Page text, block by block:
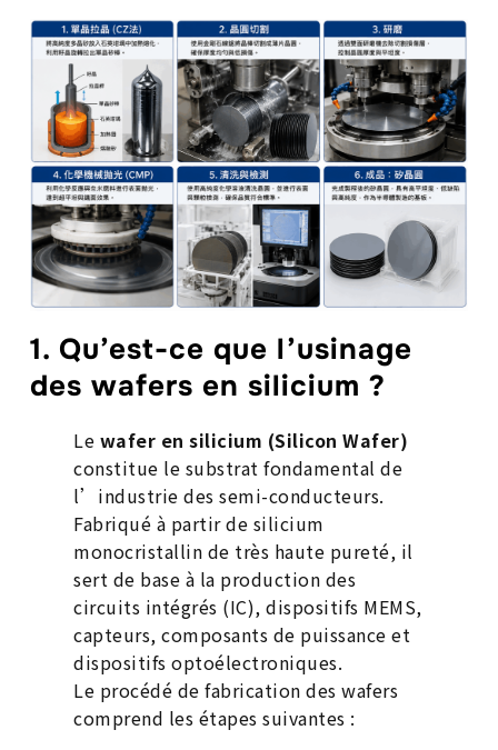
1. Qu’est-ce que l’usinage
des wafers en silicium ?
Le wafer en silicium (Silicon Wafer)
constitue le substrat fondamental de
l’industrie des semi-conducteurs.
Fabriqué à partir de silicium
monocristallin de très haute pureté, il
sert de base à la production des
circuits intégrés (IC), dispositifs MEMS,
capteurs, composants de puissance et
dispositifs optoélectroniques.
Le procédé de fabrication des wafers
comprend les étapes suivantes :